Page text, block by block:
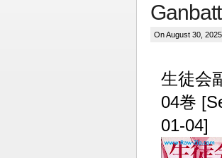
On August 30,
生徒会
04巻
01-04]